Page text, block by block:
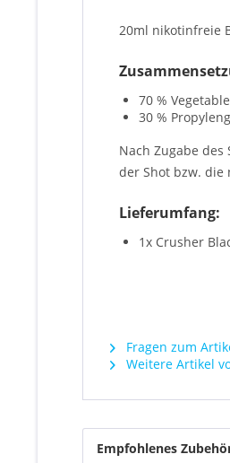
20ml nikotinfreie
70 %
30 %
Nach Zugabe
der Shot bzw. die
Lieferumfang:
1x Crusher
Fragen zum
Weitere Artikel
Empfohlenes